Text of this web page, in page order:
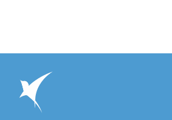
учебно-
учреждение закрытого
типа